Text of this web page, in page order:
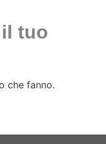
tuo
che fanno.